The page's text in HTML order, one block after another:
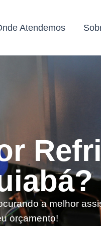
Atendemos
a melhor
orçamento!